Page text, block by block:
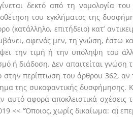
δεκτό από τη νομολογία
του εγκλήματος της
(κατάλληλο, επιτήδειο) κατ’
αφενός μεν, τη γνώση, έστω
την τιμή ή την υπόληψη του
ή διάδοση. Δεν απαιτείται γνώση
περίπτωση του άρθρου 362, αν
της συκοφαντικής δυσφήμησης.
αυτό αφορά αποκλειστικά
<< “Όποιος, χωρίς δικαίωμα: α)